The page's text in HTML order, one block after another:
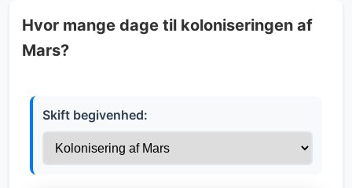
Hvor mange dage til koloniseringen af
Mars?
Skift begivenhed: